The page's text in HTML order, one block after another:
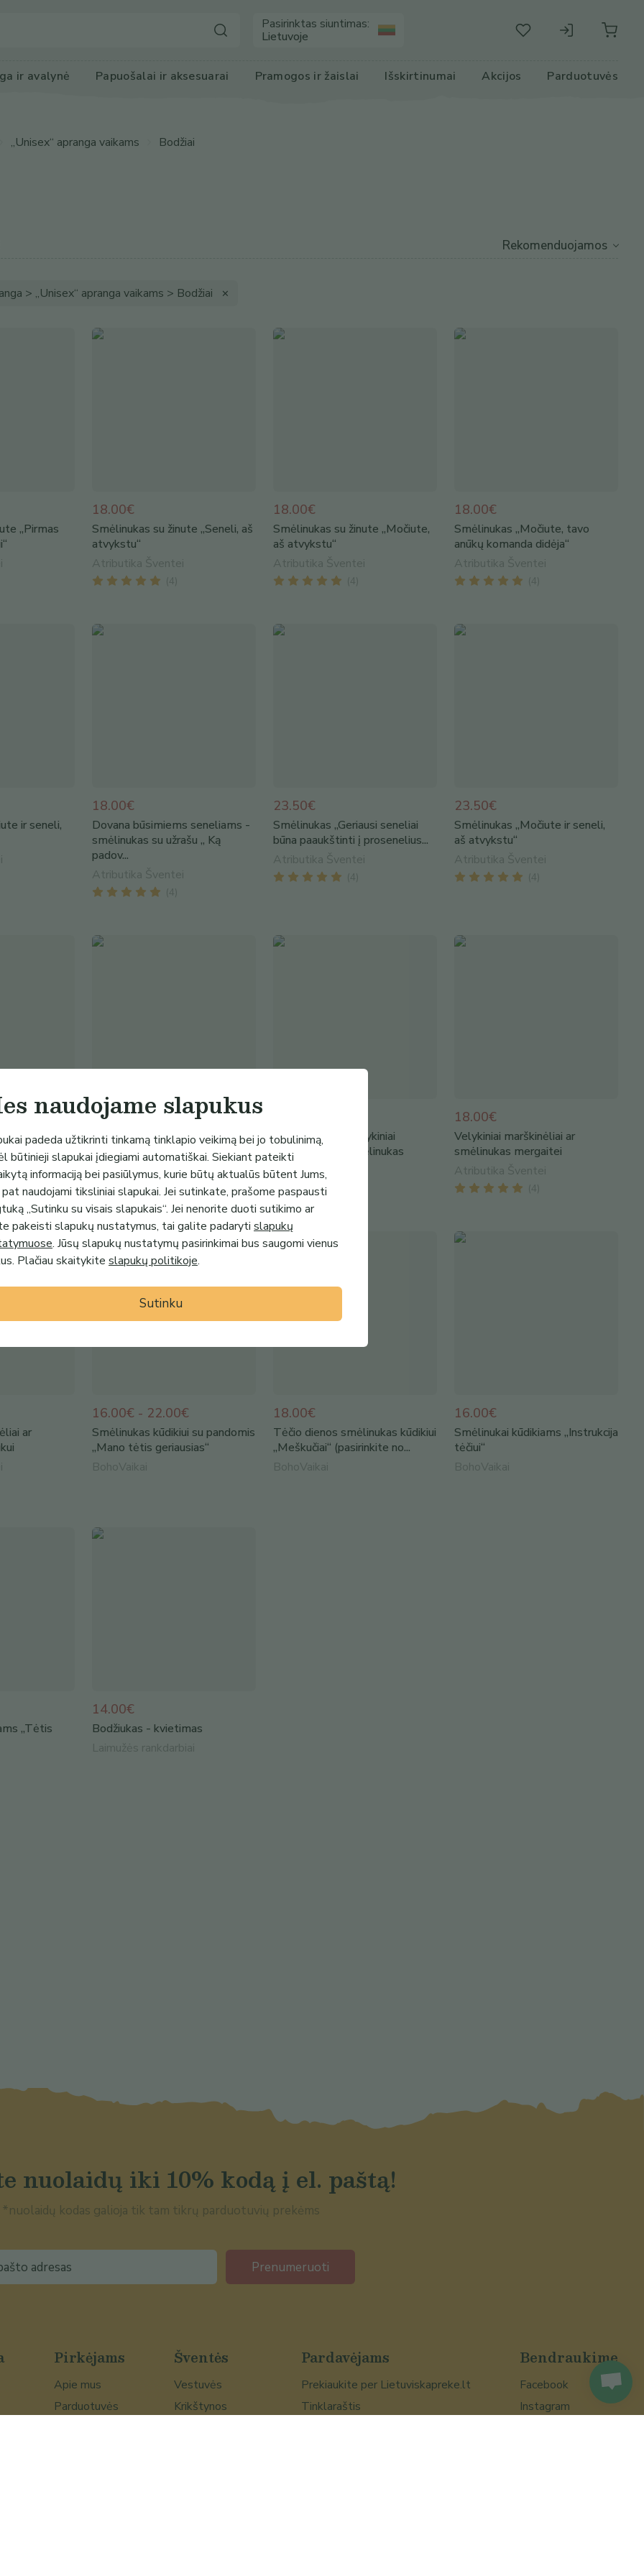
Pasirinktas siuntimas:
Lietuvoje
ir avalynė Papuošalai ir aksesuarai Pramogos ir žaislai Išskirtinumai Akcijos Parduotuvės
„Unisex“ apranga vaikams Bodžiai
> „Unisex“ apranga vaikams > Bodžiai ✕
„Pirmas
18.00€
Smėlinukas su žinute „Seneli, aš
atvykstu“
Atributika Šventei
( 4
18.00€
Smėlinukas su žinute „Močiute,
aš atvykstu“
Atributika Šventei
( 4
18.00€
Smėlinukas „Močiute, tavo
anūkų komanda didėja“
Atributika Šventei
( 4
ir seneli,
18.00€
Dovana būsimiems seneliams -
smėlinukas su užrašu „ Ką
padov...
Atributika Šventei
( 4
23.50€
Smėlinukas „Geriausi seneliai
būna paaukštinti į prosenelius...
Atributika Šventei
( 4
23.50€
Smėlinukas „Močiute ir seneli,
aš atvykstu“
Atributika Šventei
( 4
aš
23.50€
Smėlinukas „Jūs tapsite
seneliais“
Atributika Šventei
(4)
Personalizuoti Velykiniai
marškinėliai ar smėlinukas
Atributika Šventei
18.00€
Velykiniai marškinėliai ar
smėlinukas mergaitei
Atributika Šventei
( 4
ar
16.00€ - 22.00€
Smėlinukas kūdikiui su pandomis
„Mano tėtis geriausias“
BohoVaikai
18.00€
Tėčio dienos smėlinukas kūdikiui
„Meškučiai“ (pasirinkite no...
BohoVaikai
16.00€
Smėlinukai kūdikiams „Instrukcija
tėčiui“
BohoVaikai
„Tėtis
14.00€
Bodžiukas - kvietimas
Laimužės rankdarbiai
nuolaidų iki 10% kodą į el. paštą!
*nuolaidų kodas galioja tik tam tikrų parduotuvių prekėms
Prenumeruoti
Pirkėjams
Apie mus
Parduotuvės
Šventės
Vestuvės
Krikštynos
Pardavėjams
Prekiaukite per Lietuviskapreke.lt
Tinklaraštis
Bendraukime
Facebook
Instagram
naudojame slapukus
padeda užtikrinti tinkamą tinklapio veikimą bei jo tobulinimą,
būtinieji slapukai įdiegiami automatiškai. Siekiant pateikti
informaciją bei pasiūlymus, kurie būtų aktualūs būtent Jums,
naudojami tiksliniai slapukai. Jei sutinkate, prašome paspausti
„Sutinku su visais slapukais“. Jei nenorite duoti sutikimo ar
pakeisti slapukų nustatymus, tai galite padaryti slapukų
. Jūsų slapukų nustatymų pasirinkimai bus saugomi vienus
Plačiau skaitykite slapukų politikoje.
Sutinku